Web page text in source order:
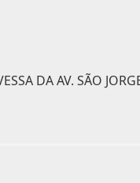
DA AV. SÃO